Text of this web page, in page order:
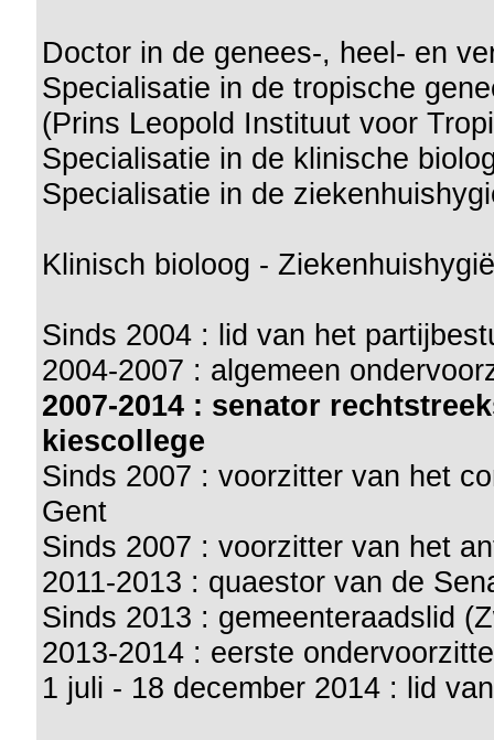
Doctor in de genees-, heel- en
Specialisatie in de tropische
(Prins Leopold Instituut voor
Specialisatie in de klinische
Specialisatie in de
Klinisch bioloog -
Sinds 2004 : lid van het
2004-2007 : algemeen
2007-2014 : senator
kiescollege
Sinds 2007 : voorzitter van het
Gent
Sinds 2007 : voorzitter van het
2011-2013 : quaestor van de
Sinds 2013 : gemeenteraadslid
2013-2014 : eerste
1 juli - 18 december 2014 : lid